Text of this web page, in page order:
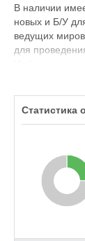
В наличии
новых и Б/У
ведущих
для
Инфинити,
нормам.
- Ремонт
- Ремонт
- Ремонт
Статистика